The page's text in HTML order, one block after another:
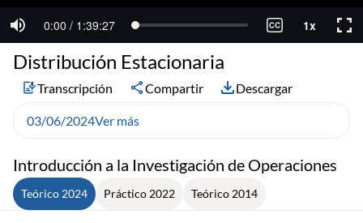
Introducción a la Investigación de Operaciones
Teórico 2024 Práctico 2022 Teórico 2014
Distribución Estacionaria
Transcripción Compartir Descargar
03/06/2024Ver más